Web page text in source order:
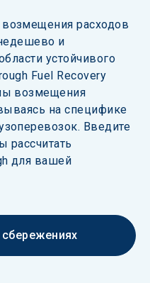
расходов
и
устойчивого
Fuel Recovery
возмещения
на специфике
Введите
рассчитать
для вашей